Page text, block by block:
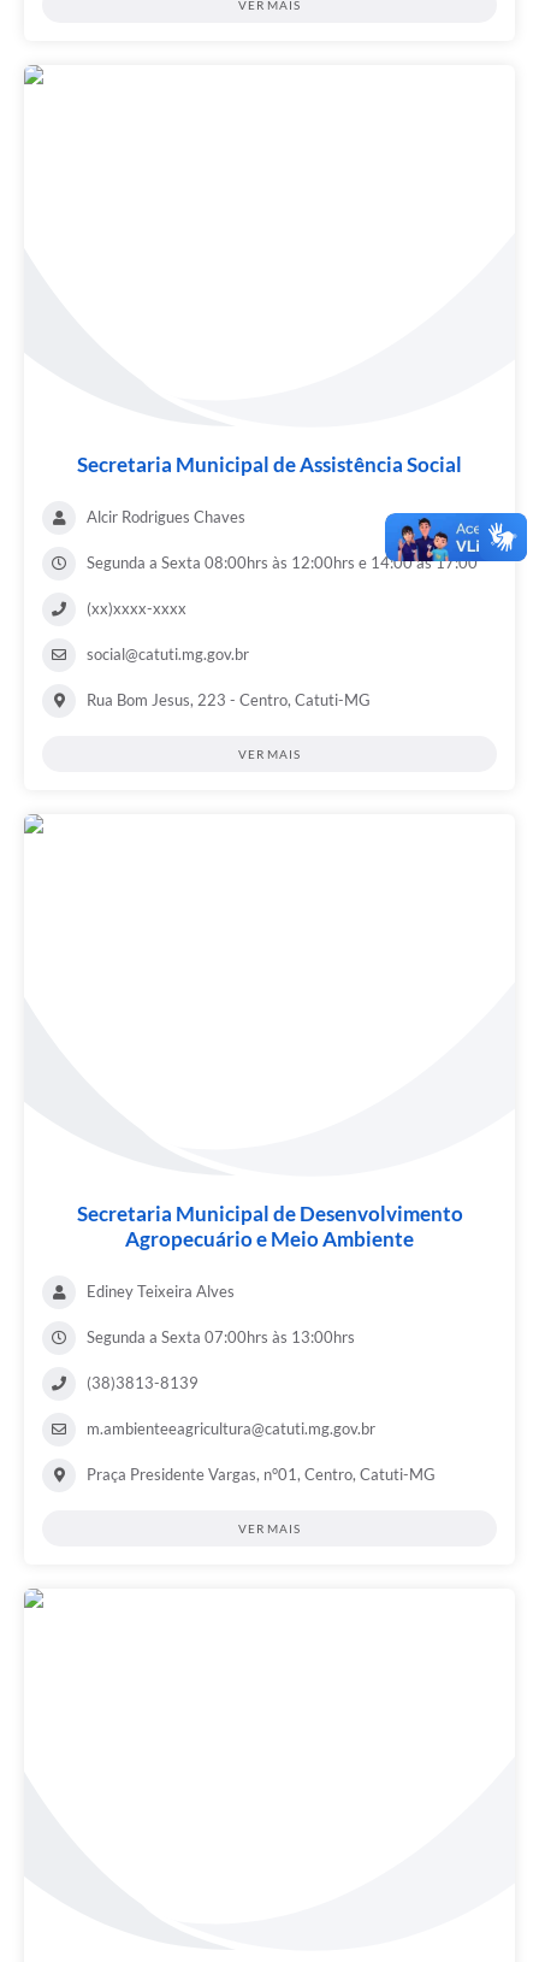
VER MAIS
Secretaria Municipal de Assistência Social
Alcir Rodrigues Chaves
Segunda a Sexta 08:00hrs às 12:00hrs e 14:00 as 17:00
(xx)xxxx-xxxx
social@catuti.mg.gov.br
Rua Bom Jesus, 223 - Centro, Catuti-MG
VER MAIS
Secretaria Municipal de Desenvolvimento
Agropecuário e Meio Ambiente
Ediney Teixeira Alves
Segunda a Sexta 07:00hrs às 13:00hrs
(38)3813-8139
m.ambienteeagricultura@catuti.mg.gov.br
Praça Presidente Vargas, n°01, Centro, Catuti-MG
VER MAIS